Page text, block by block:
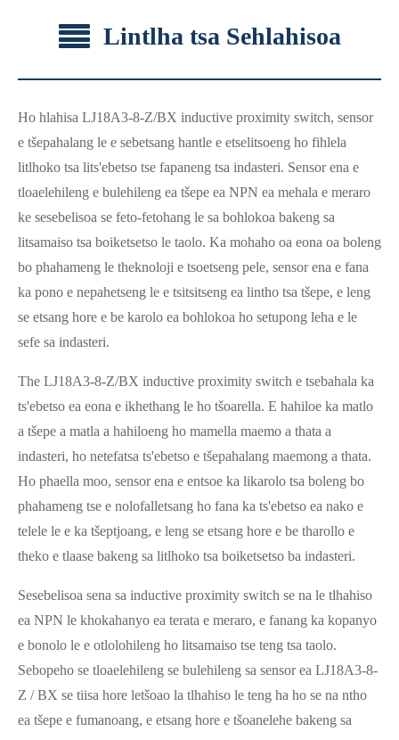
Lintlha tsa Sehlahisoa
Ho hlahisa LJ18A3-8-Z/BX inductive proximity switch, sensor
e tšepahalang le e sebetsang hantle e etselitsoeng ho fihlela
litlhoko tsa lits'ebetso tse fapaneng tsa indasteri. Sensor ena e
tloaelehileng e bulehileng ea tšepe ea NPN ea mehala e meraro
ke sesebelisoa se feto-fetohang le sa bohlokoa bakeng sa
litsamaiso tsa boiketsetso le taolo. Ka mohaho oa eona oa boleng
bo phahameng le theknoloji e tsoetseng pele, sensor ena e fana
ka pono e nepahetseng le e tsitsitseng ea lintho tsa tšepe, e leng
se etsang hore e be karolo ea bohlokoa ho setupong leha e le
sefe sa indasteri.
The LJ18A3-8-Z/BX inductive proximity switch e tsebahala ka
ts'ebetso ea eona e ikhethang le ho tšoarella. E hahiloe ka matlo
a tšepe a matla a hahiloeng ho mamella maemo a thata a
indasteri, ho netefatsa ts'ebetso e tšepahalang maemong a thata.
Ho phaella moo, sensor ena e entsoe ka likarolo tsa boleng bo
phahameng tse e nolofalletsang ho fana ka ts'ebetso ea nako e
telele le e ka tšeptjoang, e leng se etsang hore e be tharollo e
theko e tlaase bakeng sa litlhoko tsa boiketsetso ba indasteri.
Sesebelisoa sena sa inductive proximity switch se na le tlhahiso
ea NPN le khokahanyo ea terata e meraro, e fanang ka kopanyo
e bonolo le e otlolohileng ho litsamaiso tse teng tsa taolo.
Sebopeho se tloaelehileng se bulehileng sa sensor ea LJ18A3-8-
Z / BX se tiisa hore letšoao la tlhahiso le teng ha ho se na ntho
ea tšepe e fumanoang, e etsang hore e tšoanelehe bakeng sa